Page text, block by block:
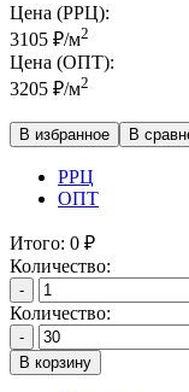
Цена (РРЦ):
3105 ₽/м2
Цена (ОПТ):
3205 ₽/м2
В избранное В
РРЦ
ОПТ
Итого: 0 ₽
Количество:
-
Количество:
-
В корзину